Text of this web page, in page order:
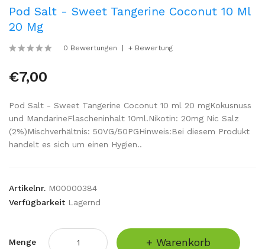
Pod Salt - Sweet Tangerine Coconut 10 Ml
20 Mg
0 Bewertungen + Bewertung
€7,00
Pod Salt - Sweet Tangerine Coconut 10 ml 20 mgKokusnuss
und MandarineFlascheninhalt 10ml.Nikotin: 20mg Nic Salz
(2%)Mischverhältnis: 50VG/50PGHinweis:Bei diesem Produkt
handelt es sich um einen Hygien..
Artikelnr. M00000384
Verfügbarkeit Lagernd
Menge + Warenkorb